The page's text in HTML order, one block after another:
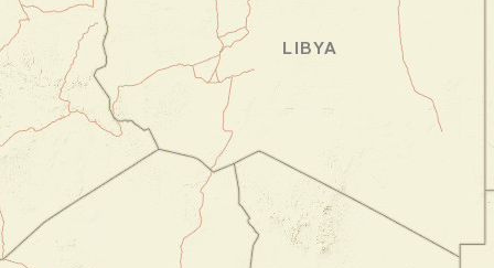
Environ 4 heures de route (270km).
Nuit en lodge avec vue sur le plateau du
Waterberg
Jour 2
Découverte du Waterberg et safari au
Parc National d’Etosha
Parc national de Waterberg - Parc